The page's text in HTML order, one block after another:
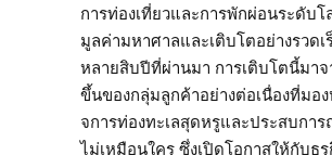
การท่องเที่ยวและการพักผ่อนระดับโ
มูลค่ามหาศาลและเติบโตอย่างรวดเ
หลายสิบปีที่ผ่านมา การเติบโตนี้มาจ
ขึ้นของกลุ่มลูกค้าอย่างต่อเนื่องที่มอ
จการท่องทะเลสุดหรูและประสบกา
ไม่เหมือนใคร ซึ่งเปิดโอกาสให้กับธุ